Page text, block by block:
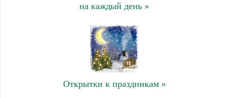
на каждый день »
Открытки к праздникам »